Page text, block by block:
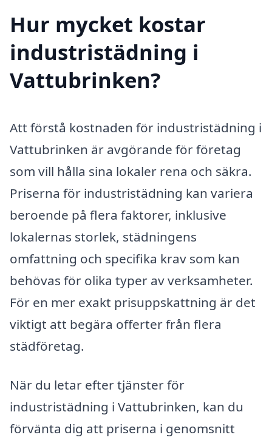
Hur mycket kostar
industristädning i
Vattubrinken?
Att förstå kostnaden för industristädning i
Vattubrinken är avgörande för företag
som vill hålla sina lokaler rena och säkra.
Priserna för industristädning kan variera
beroende på flera faktorer, inklusive
lokalernas storlek, städningens
omfattning och specifika krav som kan
behövas för olika typer av verksamheter.
För en mer exakt prisuppskattning är det
viktigt att begära offerter från flera
städföretag.
När du letar efter tjänster för
industristädning i Vattubrinken, kan du
förvänta dig att priserna i genomsnitt